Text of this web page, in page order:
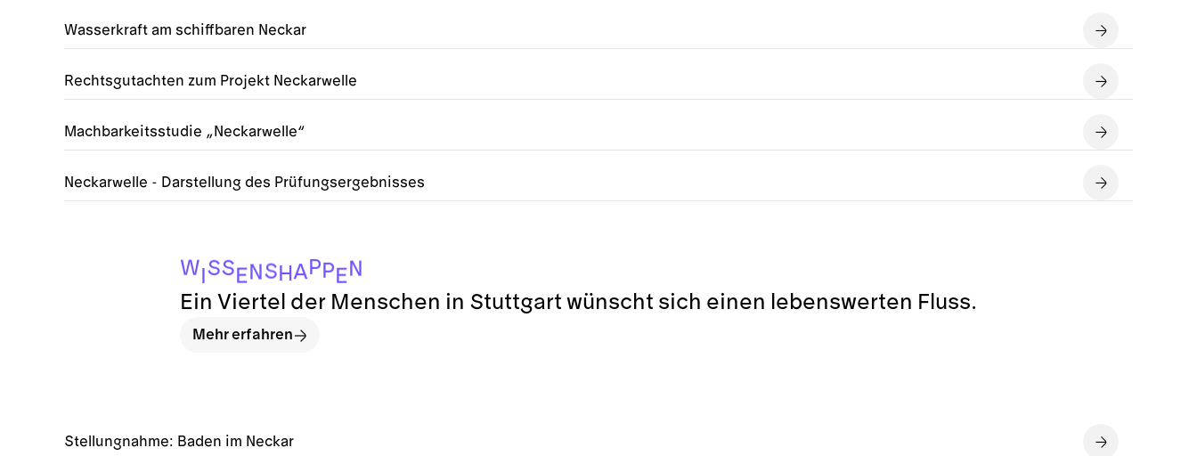
Wasserkraft am schiffbaren Neckar
Rechtsgutachten zum Projekt Neckarwelle
Machbarkeitsstudie „Neckarwelle“
Neckarwelle - Darstellung des Prüfungsergebnisses
Stellungnahme: Baden im Neckar
WISSE N S H APPEN
Ein Viertel der Menschen in Stuttgart wünscht sich einen lebenswerten Fluss.
Mehr erfahren